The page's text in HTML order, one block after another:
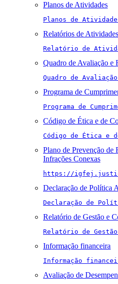
Planos de Atividades
Planos de
Relatórios de Atividades
Relatório de
Quadro de Avaliação e
Quadro de
Programa de
Programa de
Código de Ética e de
Código de Ética e
Plano de Prevenção de
Infrações Conexas
https://
Declaração de Política
Declaração de
Relatório de Gestão e
Relatório de
Informação financeira
Informação
Avaliação de